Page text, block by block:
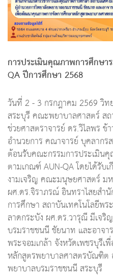
การประเมินคุณภาพการศึกษ
QA ปีการศึกษา 2568
วันที่ 2 - 3 กรกฎาคม 2569 วิ
สระบุรี คณะพยาบาลศาสตร์ ส
ช่วยศาสตราจารย์ ดร.วิไลพร
อำนวยการ คณาจารย์ บุคลาก
ต้อนรับคณะกรรมการประเมิน
ตามเกณฑ์ AUN-QA โดยได้รับ
งามเจริญ คณะมนุษยศาสตร์ ม
ผศ.ดร.จิราภรณ์ อินทราไสยสำ
การศึกษา สถาบันเทคโนโลยีพ
ลาดกระบัง ผศ.ดร.วารุณี มีเจริ
บรมราชชนนี ชัยนาท และอาจา
พระจอมเกล้า จังหวัดเพชรบุรี
หลักสูตรพยาบาลศาสตรบัณฑิต
พยาบาลบรมราชชนนี สระบุรี